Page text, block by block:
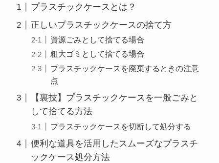
プラスチックケースとは？
正しいプラスチックケースの捨て方
資源ごみとして捨てる場合
粗大ゴミとして捨てる場合
プラスチックケースを廃棄するときの注意
点
【裏技】プラスチックケースを一般ごみと
して捨てる方法
プラスチックケースを切断して処分する
便利な道具を活用したスムーズなプラスチ
ックケース処分方法